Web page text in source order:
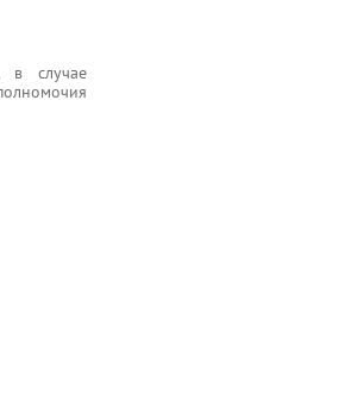
в случае